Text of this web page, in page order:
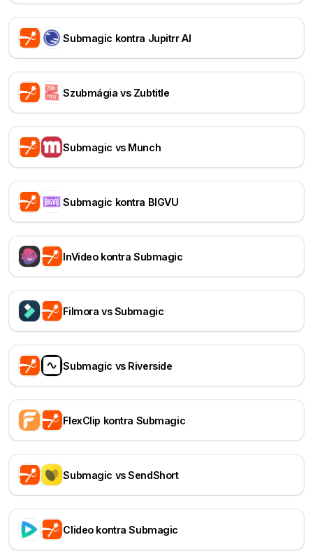
Submagic kontra Jupitrr AI
Szubmágia vs Zubtitle
Submagic vs Munch
Submagic kontra BIGVU
InVideo kontra Submagic
Filmora vs Submagic
Submagic vs Riverside
FlexClip kontra Submagic
Submagic vs SendShort
Clideo kontra Submagic